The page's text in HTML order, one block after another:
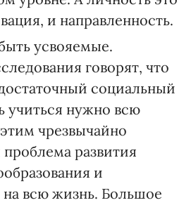
и направленность.
усвояемые.
говорят, что
социальный
учиться нужно всю
чрезвычайно
развития
и
всю жизнь. Большое